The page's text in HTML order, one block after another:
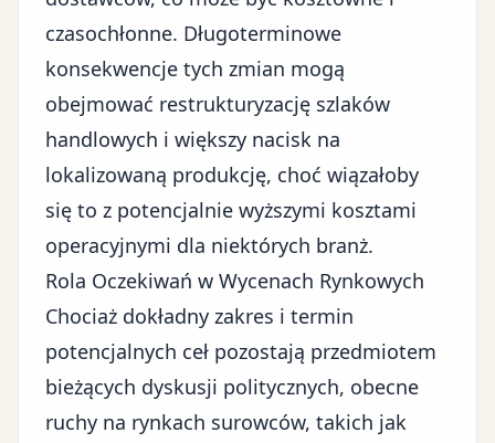
czasochłonne. Długoterminowe
konsekwencje tych zmian mogą
obejmować restrukturyzację szlaków
handlowych i większy nacisk na
lokalizowaną produkcję, choć wiązałoby
się to z potencjalnie wyższymi kosztami
operacyjnymi dla niektórych branż.
Rola Oczekiwań w Wycenach Rynkowych
Chociaż dokładny zakres i termin
potencjalnych ceł pozostają przedmiotem
bieżących dyskusji politycznych, obecne
ruchy na rynkach surowców, takich jak